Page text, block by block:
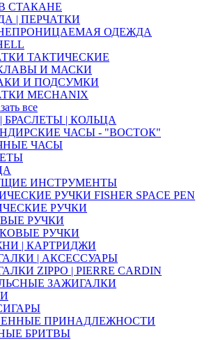
СТАКАНЕ
| ПЕРЧАТКИ
ОДЕЖДА
ТАКТИЧЕСКИЕ
И МАСКИ
И ПОДСУМКИ
MECHANIX
все
БРАСЛЕТЫ | КОЛЬЦА
ЧАСЫ - "ВОСТОК"
ЧАСЫ
ИНСТРУМЕНТЫ
РУЧКИ FISHER SPACE PEN
РУЧКИ
РУЧКИ
РУЧКИ
| КАРТРИДЖИ
| АКСЕССУАРЫ
ZIPPO | PIERRE CARDIN
ЗАЖИГАЛКИ
ПРИНАДЛЕЖНОСТИ
БРИТВЫ